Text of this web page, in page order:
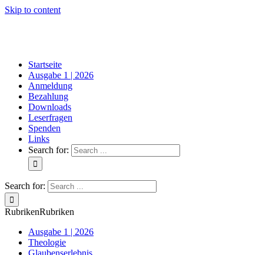
Skip to content
Startseite
Ausgabe 1 | 2026
Anmeldung
Bezahlung
Downloads
Leserfragen
Spenden
Links
Search for:
Search for:
RubrikenRubriken
Ausgabe 1 | 2026
Theologie
Glaubenserlebnis